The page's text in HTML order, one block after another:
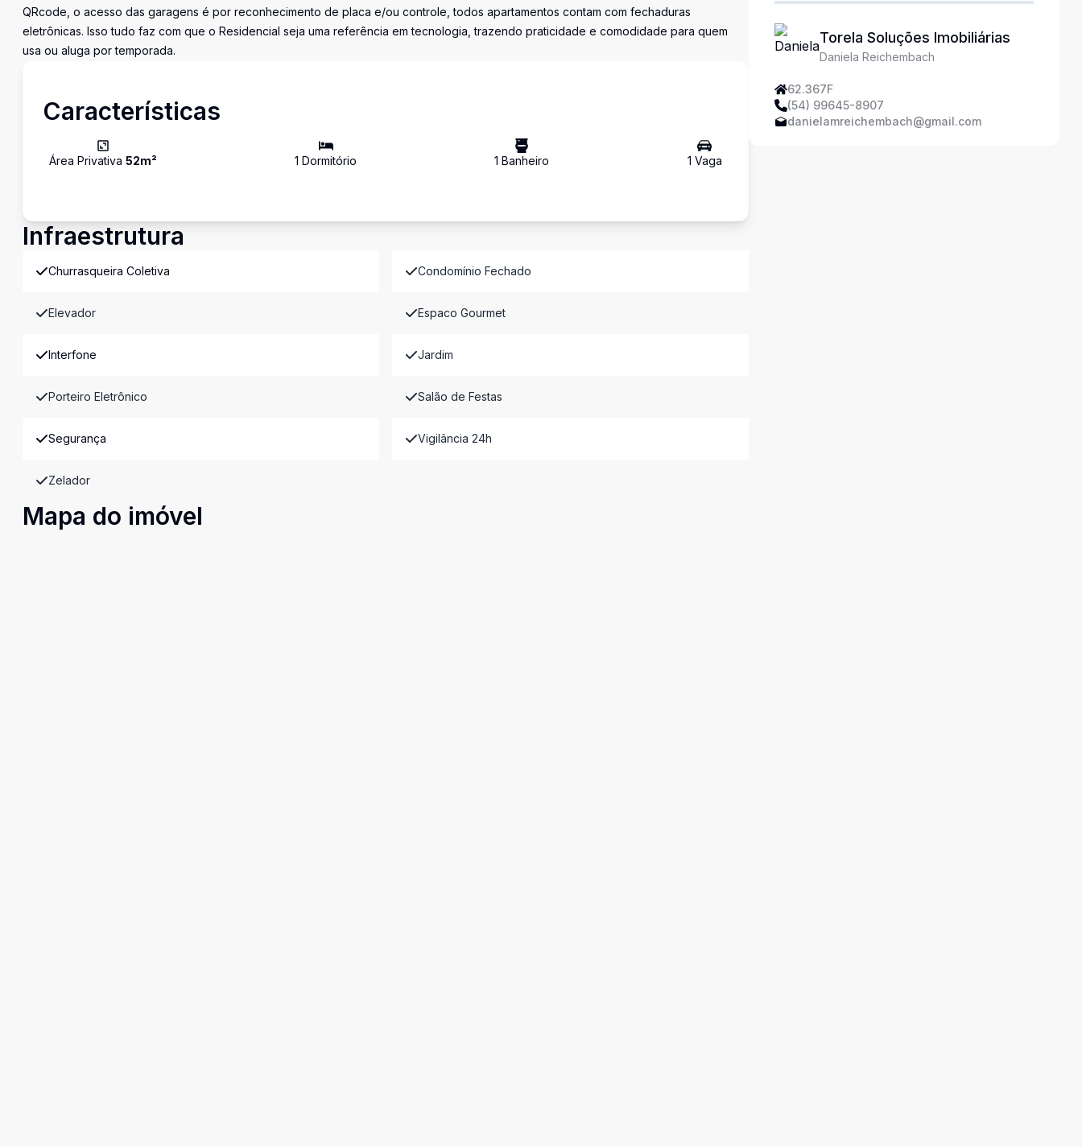
QRcode, o acesso das garagens é por reconhecimento de placa e/ou controle, todos apartamentos contam com fechaduras
eletrônicas. Isso tudo faz com que o Residencial seja uma referência em tecnologia, trazendo praticidade e comodidade para quem
usa ou aluga por temporada.
Características
Área Privativa 52m² 1 Dormitório 1 Banheiro 1 Vaga
Infraestrutura
Churrasqueira Coletiva Condomínio Fechado
Elevador Espaco Gourmet
Interfone Jardim
Porteiro Eletrônico Salão de Festas
Segurança Vigilância 24h
Zelador
Mapa do imóvel
Torela Soluções Imobiliárias
Daniela Reichembach
62.367F
(54) 99645-8907
danielamreichembach@gmail.com